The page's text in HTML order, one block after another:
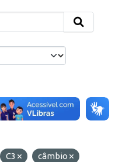
C3
câmbio